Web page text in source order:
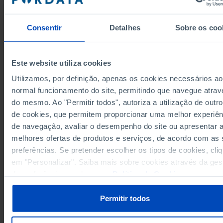
Consentir Detalhes Sobre os
Este website utiliza cookies
Utilizamos, por definição, apenas os cookies necessários ao
normal funcionamento do site, permitindo que navegue
do mesmo. Ao "Permitir todos", autoriza a utilização de
de cookies, que permitem proporcionar uma melhor
de navegação, avaliar o desempenho do site ou apresentar
melhores ofertas de produtos e serviços, de acordo com as
preferências. Se pretender escolher os tipos de cookies,
em "Personalizar". Saiba mais sobre cookies através da
Permitir todos
2005
10 33 10 26
2006
34 26
2007
11 41 9 26
2009
11 44
2010
11 44 4 25
2011
11 43 3 25
9 22
2015
9 46 3 19
2016
50 3 19
2017
6 49 2 17
32 2
2020
6 21 2
16
Sources/Entities: DGPJ/MJ, PORDATA
Terminated civil actions in Courts of First Instance: total and by duration in
Indicted persons: total and by sex in Portugal